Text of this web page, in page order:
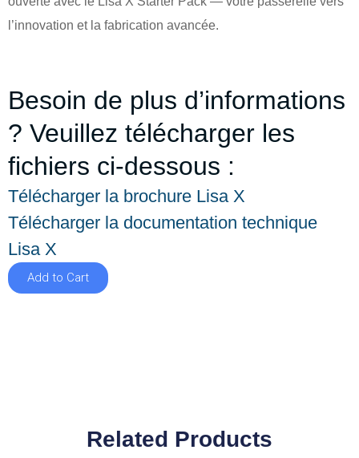
l’innovation et la fabrication avancée.
Besoin de plus d’informations
? Veuillez télécharger les
fichiers ci-dessous :
Télécharger la brochure Lisa X
Télécharger la documentation technique
Lisa X
Add to Cart
Related Products